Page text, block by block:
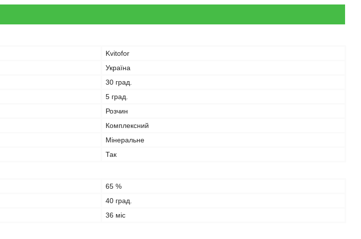
Kvitofor
Україна
30 град.
5 град.
Розчин
Комплексний
Мінеральне
Так
65 %
40 град.
36 міс